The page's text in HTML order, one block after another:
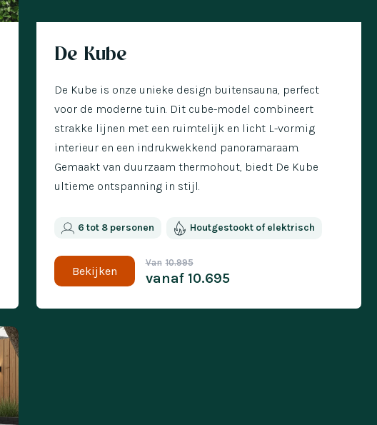
De Kube
De Kube is onze unieke design buitensauna, perfect
voor de moderne tuin. Dit cube-model combineert
strakke lijnen met een ruimtelijk en licht L-vormig
interieur en een indrukwekkend panoramaraam.
Gemaakt van duurzaam thermohout, biedt De Kube
ultieme ontspanning in stijl.
6 tot 8 personen Houtgestookt of elektrisch
Bekijken
Van 10.995
vanaf 10.695